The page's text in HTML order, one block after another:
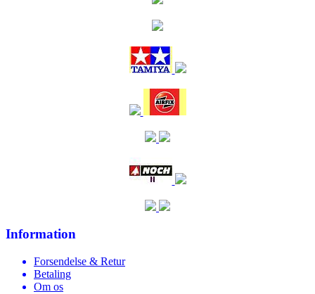
Information
Forsendelse & Retur
Betaling
Om os